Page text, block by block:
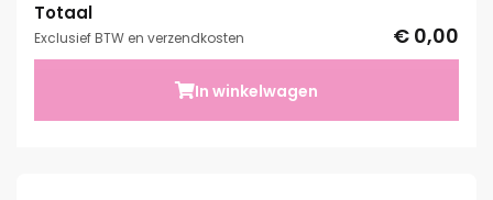
Totaal
Exclusief BTW en verzendkosten € 0,00
In winkelwagen